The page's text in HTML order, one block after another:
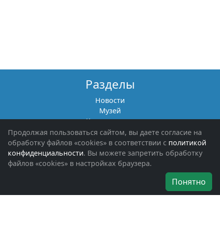
Разделы
Новости
Музей
Книги памяти
Фотоальбомы
Обращения граждан
Помощь участникам СВО и их семьям
Об организации
Наши награды
Продолжая пользоваться сайтом, вы даете согласие на
обработку файлов «cookies» в соответствии с политикой
конфиденциальности. Вы можете запретить обработку
файлов «cookies» в настройках браузера.
Понятно